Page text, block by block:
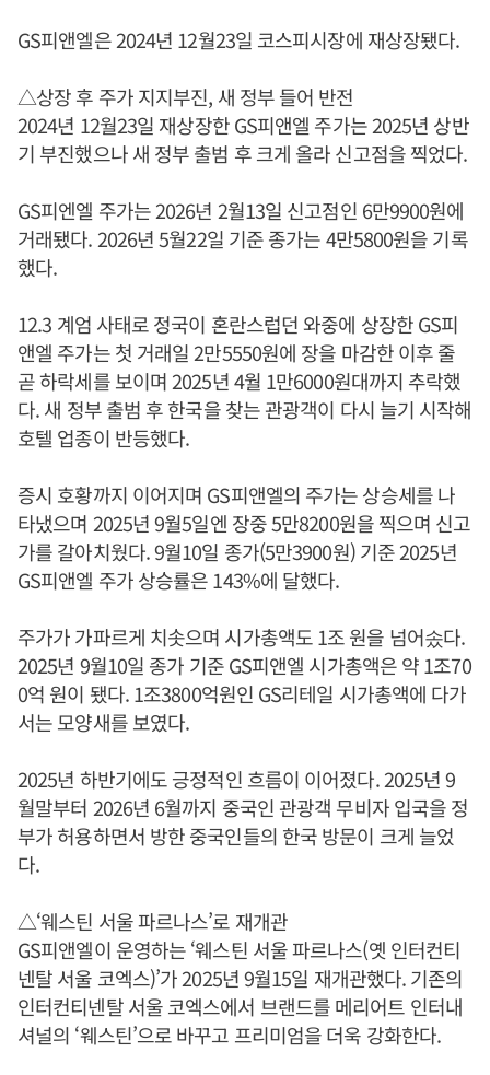
GS피앤엘은 2024년 12월23일 코스피시장에 재상장됐다.
△상장 후 주가 지지부진, 새 정부 들어 반전
2024년 12월23일 재상장한 GS피앤엘 주가는 2025년 상반
기 부진했으나 새 정부 출범 후 크게 올라 신고점을 찍었다.
GS피엔엘 주가는 2026년 2월13일 신고점인 6만9900원에
거래됐다. 2026년 5월22일 기준 종가는 4만5800원을 기록
했다.
12.3 계엄 사태로 정국이 혼란스럽던 와중에 상장한 GS피
앤엘 주가는 첫 거래일 2만5550원에 장을 마감한 이후 줄
곧 하락세를 보이며 2025년 4월 1만6000원대까지 추락했
다. 새 정부 출범 후 한국을 찾는 관광객이 다시 늘기 시작해
호텔 업종이 반등했다.
증시 호황까지 이어지며 GS피앤엘의 주가는 상승세를 나
타냈으며 2025년 9월5일엔 장중 5만8200원을 찍으며 신고
가를 갈아치웠다. 9월10일 종가(5만3900원) 기준 2025년
GS피앤엘 주가 상승률은 143%에 달했다.
주가가 가파르게 치솟으며 시가총액도 1조 원을 넘어솠다.
2025년 9월10일 종가 기준 GS피앤엘 시가총액은 약 1조70
0억 원이 됐다. 1조3800억원인 GS리테일 시가총액에 다가
서는 모양새를 보였다.
2025년 하반기에도 긍정적인 흐름이 이어졌다. 2025년 9
월말부터 2026년 6월까지 중국인 관광객 무비자 입국을 정
부가 허용하면서 방한 중국인들의 한국 방문이 크게 늘었
다.
△‘웨스틴 서울 파르나스’로 재개관
GS피앤엘이 운영하는 ‘웨스틴 서울 파르나스(옛 인터컨티
넨탈 서울 코엑스)’가 2025년 9월15일 재개관했다. 기존의
인터컨티넨탈 서울 코엑스에서 브랜드를 메리어트 인터내
셔널의 ‘웨스틴’으로 바꾸고 프리미엄을 더욱 강화한다.